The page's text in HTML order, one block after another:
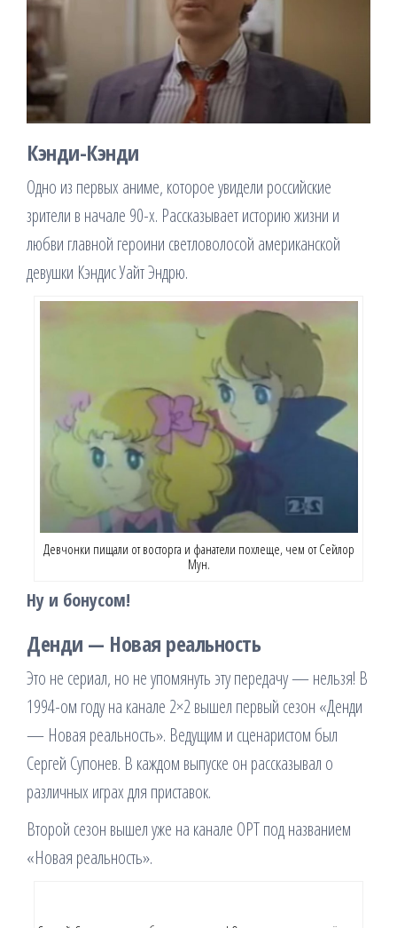
Кэнди-Кэнди
Одно из первых аниме, которое увидели российские
зрители в начале 90-х. Рассказывает историю жизни и
любви главной героини светловолосой американской
девушки Кэндис Уайт Эндрю.
Девчонки пищали от восторга и фанатели похлеще, чем от Сейлор
Мун.
Ну и бонусом!
Денди — Новая реальность
Это не сериал, но не упомянуть эту передачу — нельзя! В
1994-ом году на канале 2×2 вышел первый сезон «Денди
— Новая реальность». Ведущим и сценаристом был
Сергей Супонев. В каждом выпуске он рассказывал о
различных играх для приставок.
Второй сезон вышел уже на канале ОРТ под названием
«Новая реальность».